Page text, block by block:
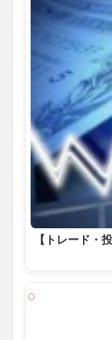
【トレード・